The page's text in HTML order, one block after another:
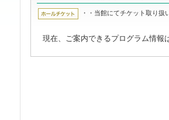
・・当館にてチケット取り扱
現在、ご案内できるプログラム情報